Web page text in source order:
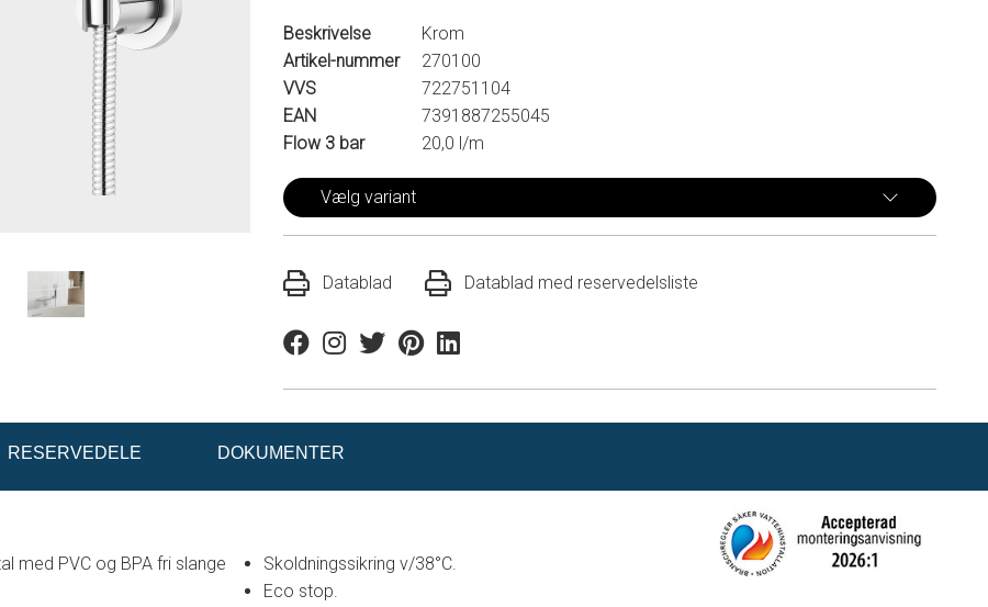
Beskrivelse
Krom
Artikel-nummer
270100
VVS
722751104
EAN
7391887255045
Flow 3 bar
20,0 l/m
Vælg variant
Datablad Datablad med reservedelsliste
FacebookInstagram
TwitterPinterestLinkedin
RESERVEDELE DOKUMENTER
med PVC og BPA fri slange
Skoldningssikring v/38°C.
Eco stop.